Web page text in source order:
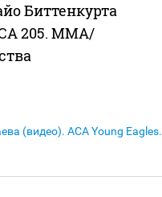
Биттенкурта
205. MMA/
(видео). АСА Young Eagles.